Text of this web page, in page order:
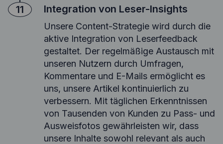
Integration von Leser-Insights
Unsere Content-Strategie wird durch die
aktive Integration von Leserfeedback
gestaltet. Der regelmäßige Austausch mit
unseren Nutzern durch Umfragen,
Kommentare und E-Mails ermöglicht es
uns, unsere Artikel kontinuierlich zu
verbessern. Mit täglichen Erkenntnissen
von Tausenden von Kunden zu Pass- und
Ausweisfotos gewährleisten wir, dass
unsere Inhalte sowohl relevant als auch
11